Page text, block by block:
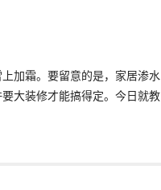
加霜。要留意的是，家居渗水
大装修才能搞得定。今日就教